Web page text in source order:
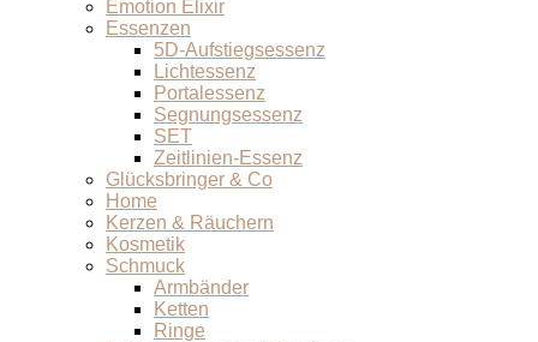
Emotion Elixir
Essenzen
5D-Aufstiegsessenz
Lichtessenz
Portalessenz
Segnungsessenz
SET
Zeitlinien-Essenz
Glücksbringer & Co
Home
Kerzen & Räuchern
Kosmetik
Schmuck
Armbänder
Ketten
Ringe